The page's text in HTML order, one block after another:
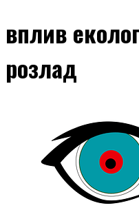
вплив
розлад